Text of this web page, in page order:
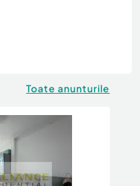
Toate anunturile